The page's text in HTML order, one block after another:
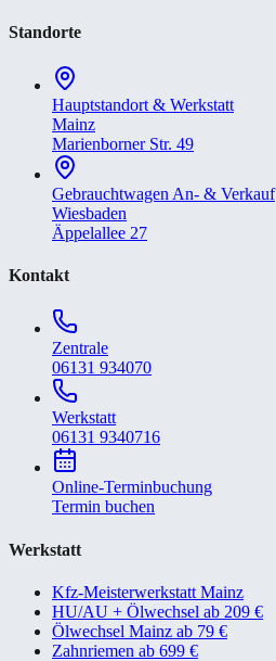
Standorte
Hauptstandort & Werkstatt
Mainz
Marienborner Str. 49
Gebrauchtwagen An- & Verkauf
Wiesbaden
Äppelallee 27
Kontakt
Zentrale
06131 934070
Werkstatt
06131 9340716
Online-Terminbuchung
Termin buchen
Werkstatt
Kfz-Meisterwerkstatt Mainz
HU/AU + Ölwechsel ab 209 €
Ölwechsel Mainz ab 79 €
Zahnriemen ab 699 €